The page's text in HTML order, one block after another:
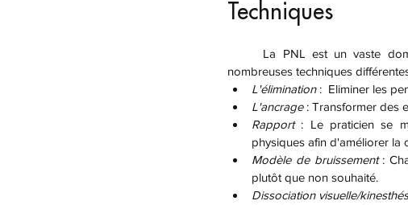
Techniques
nombreuses techniques
L'élimination :  Eliminer les
L'ancrage : Transformer des
Rapport : Le praticien se
physiques afin d'améliorer la
Modèle de bruissement :
plutôt que non souhaité.
Dissociation visuelle/